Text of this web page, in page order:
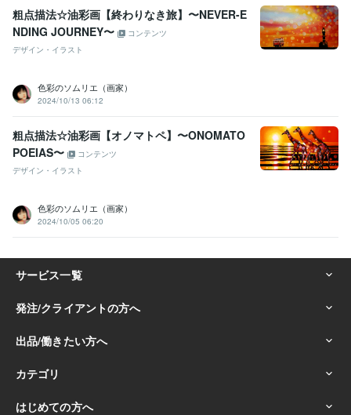
粗点描法☆油彩画【終わりなき旅】〜NEVER-E
NDING JOURNEY〜
コンテンツ
デザイン・イラスト
色彩のソムリエ（画家）
2024/10/13 06:12
粗点描法☆油彩画【オノマトペ】〜ONOMATO
POEIAS〜
コンテンツ
デザイン・イラスト
色彩のソムリエ（画家）
2024/10/05 06:20